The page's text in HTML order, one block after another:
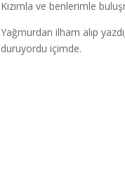
Kızımla ve benlerimle
Yağmurdan ilham alıp
duruyordu içimde.